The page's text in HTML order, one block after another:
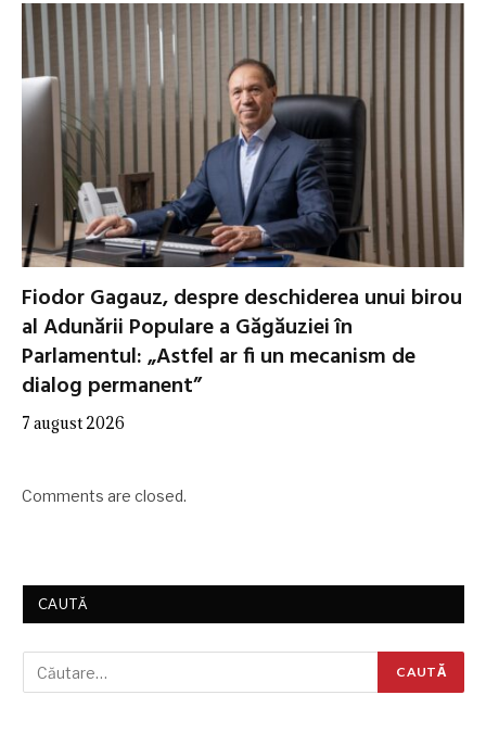
Fiodor Gagauz, despre deschiderea unui birou
al Adunării Populare a Găgăuziei în
Parlamentul: „Astfel ar fi un mecanism de
dialog permanent”
7 august 2026
Comments are closed.
CAUTĂ